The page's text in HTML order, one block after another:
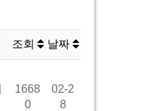
조회 날짜
1668
0
02-2
8